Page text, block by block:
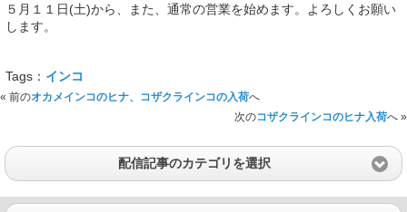
５月１１日(土)から、また、通常の営業を始めます。よろしくお願い
します。
Tags： インコ
« 前のオカメインコのヒナ、コザクラインコの入荷へ
次のコザクラインコのヒナ入荷へ »
配信記事のカテゴリを選択